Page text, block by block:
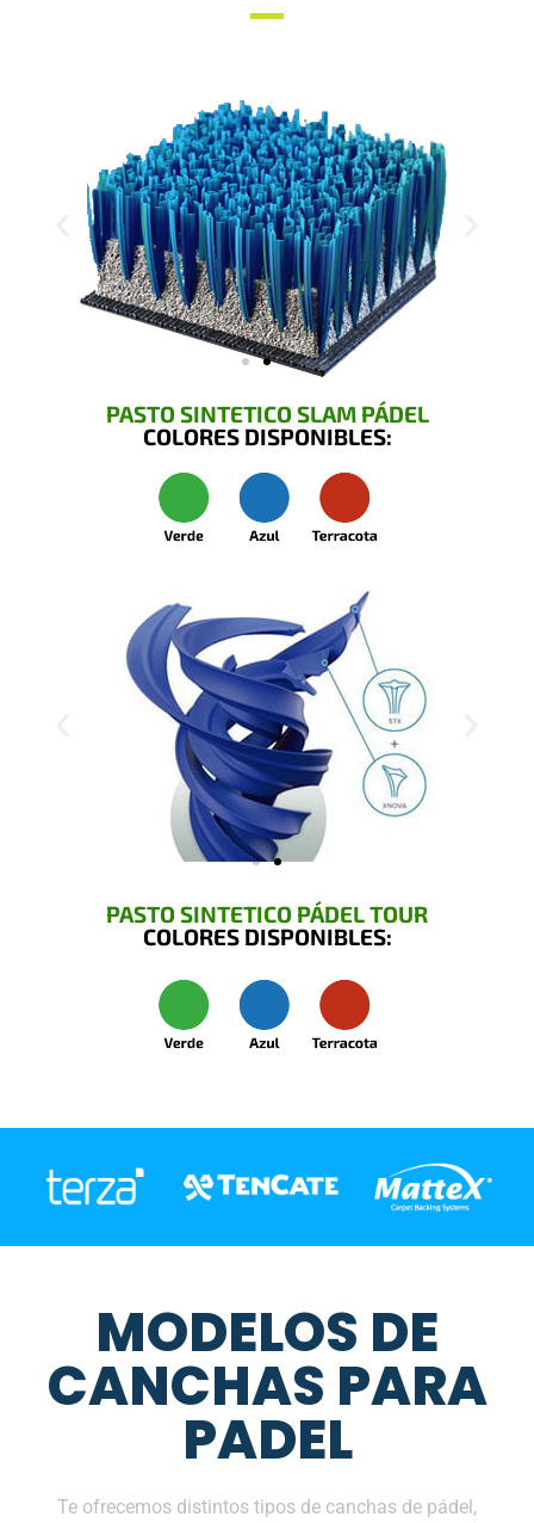
PASTO SINTETICO SLAM PÁDEL
COLORES DISPONIBLES:
PASTO SINTETICO PÁDEL TOUR
COLORES DISPONIBLES:
MODELOS DE
CANCHAS PARA
PADEL
Te ofrecemos distintos tipos de canchas de pádel,